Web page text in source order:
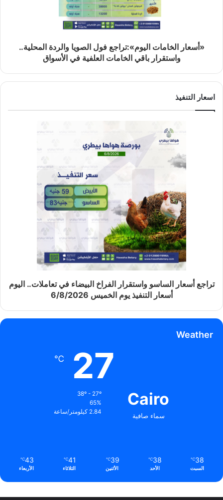
«أسعار الخامات اليوم»:تراجع فول الصويا والردة المحلية..
واستقرار باقي الخامات العلفية في الأسواق
اسعار التنفيذ
تراجع أسعار الساسو واستقرار الفراخ البيضاء في تعاملات.. اليوم
أسعار التنفيذ يوم الخميس 6/8/2026
Weather
Cairo
سماء صافية
27
℃
65%
2.84 كيلومتر/ساعة
38
℃
السبت
38
℃
الأحد
39
℃
الأثنين
41
℃
الثلاثاء
43
℃
الأربعاء